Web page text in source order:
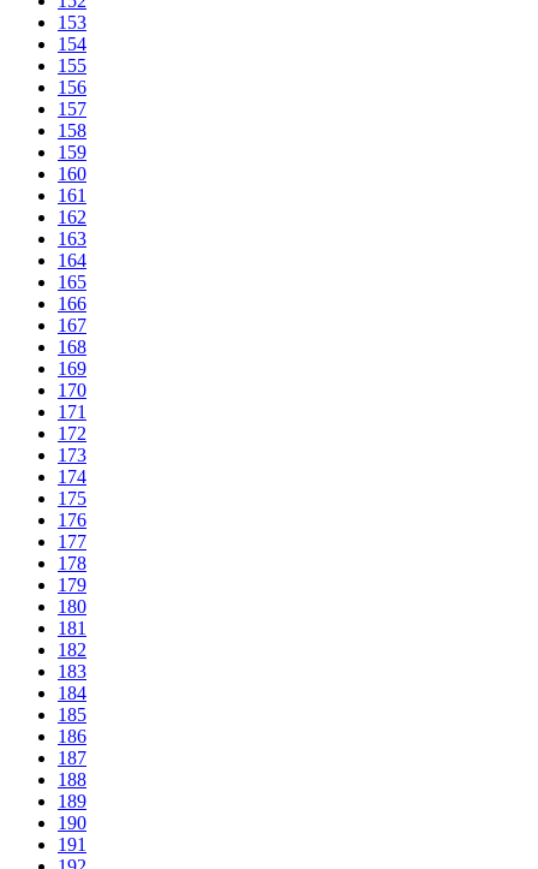
153
154
155
156
157
158
159
160
161
162
163
164
165
166
167
168
169
170
171
172
173
174
175
176
177
178
179
180
181
182
183
184
185
186
187
188
189
190
191